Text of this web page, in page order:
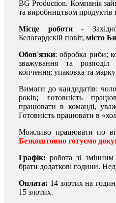
BG Production. Компанія
та виробництвом продуктів
Місце роботи-
Белогардскій повіт, місто
Обов'язки: обробка риби;
зважування та розподіл
копчення; упаковка та
Вимоги до кандидатів:
років; готовність
працювати в команді,
Готовність працювати в
Можливо працювати по
Безкоштовно готуємо
Графік: робота зі
брати додаткові години.
Оплата: 14 злотих на
15 злотих.